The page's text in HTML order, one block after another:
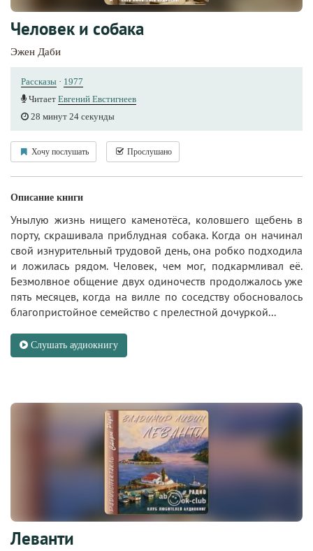
Человек и собака
Эжен Даби
Рассказы · 1977
Читает Евгений Евстигнеев
28 минут 24 секунды
Хочу послушать Прослушано
Описание книги
Унылую жизнь нищего каменотёса, коловшего щебень в
порту, скрашивала приблудная собака. Когда он начинал
свой изнурительный трудовой день, она робко подходила
и ложилась рядом. Человек, чем мог, подкармливал её.
Безмолвное общение двух одиночеств продолжалось уже
пять месяцев, когда на вилле по соседству обосновалось
благопристойное семейство с прелестной дочуркой...
Слушать аудиокнигу
Леванти